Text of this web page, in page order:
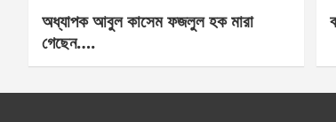
অধ্যাপক আবুল কাসেম ফজলুল হক মারা
গেছেন….